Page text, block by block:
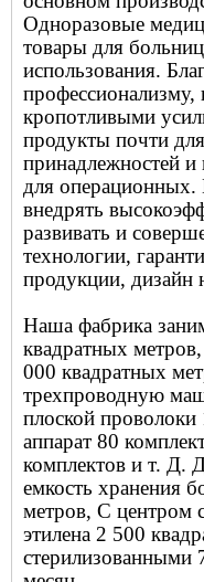
Одноразовые
товары для
использования.
кропотливыми
продукты почти
принадлежностей и
для
внедрять
развивать и
технологии,
продукции, дизайн
Наша фабрика
квадратных
000 квадратных
трехпроводную
плоской
аппарат 80
комплектов и т. Д.
емкость хранения
метров, С центром
этилена 2 500
стерилизованными